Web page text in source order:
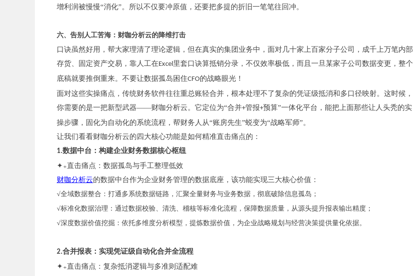
增利润被慢慢“消化”。所以不仅要冲原值，还要把多提的折旧一笔笔往回冲。
六、告别人工苦海：财咖分析云的降维打击
口诀虽然好用，帮大家理清了理论逻辑，但在真实的集团业务中，面对几十家上百家分子公司，成千上万笔内部
存货、固定资产交易，靠人工在Excel里套口诀算抵销分录，不仅效率极低，而且一旦某家子公司数据变更，整个
底稿就要推倒重来。不要让数据孤岛困住CFO的战略眼光！
面对这些实操痛点，传统财务软件往往重总账轻合并，根本处理不了复杂的凭证级抵消和多口径映射。这时候，
你需要的是一把新型武器——财咖分析云。它定位为“合并+管报+预算”一体化平台，能把上面那些让人头秃的实
操步骤，固化为自动化的系统流程，帮财务人从“账房先生”蜕变为“战略军师”。
让我们看看财咖分析云的四大核心功能是如何精准直击痛点的：
1.数据中台：构建企业财务数据核心枢纽
✦₊直击痛点：数据孤岛与手工整理低效
财咖分析云的数据中台作为企业财务管理的数据底座，该功能实现三大核心价值：
√全域数据整合：打通多系统数据链路，汇聚全量财务与业务数据，彻底破除信息孤岛；
√标准化数据治理：通过数据校验、清洗、稽核等标准化流程，保障数据质量，从源头提升报表输出精度；
√深度数据价值挖掘：依托多维度分析模型，提炼数据价值，为企业战略规划与经营决策提供量化依据。
2.合并报表：实现凭证级自动化合并全流程
✦₊直击痛点：复杂抵消逻辑与多准则适配难